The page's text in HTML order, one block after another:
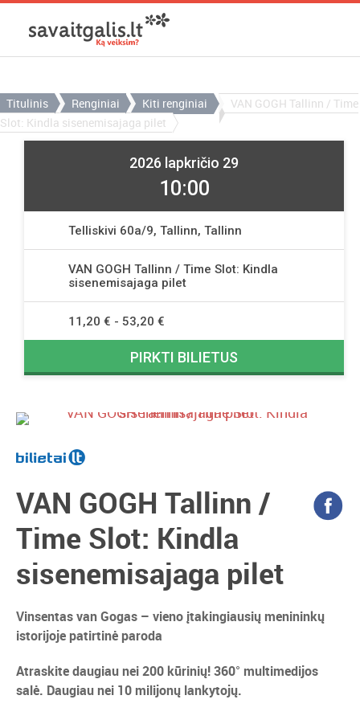
Titulinis Renginiai Kiti renginiai
VAN GOGH Tallinn / Time
Slot: Kindla sisenemisajaga pilet
VAN GOGH Tallinn /
Time Slot: Kindla
sisenemisajaga pilet
Vinsentas van Gogas – vieno įtakingiausių menininkų
istorijoje patirtinė paroda
Atraskite daugiau nei 200 kūrinių! 360° multimedijos
salė. Daugiau nei 10 milijonų lankytojų.
2026 lapkričio 29
10:00
Telliskivi 60a/9, Tallinn, Tallinn
VAN GOGH Tallinn / Time Slot: Kindla
sisenemisajaga pilet
11,20 € - 53,20 €
PIRKTI BILIETUS